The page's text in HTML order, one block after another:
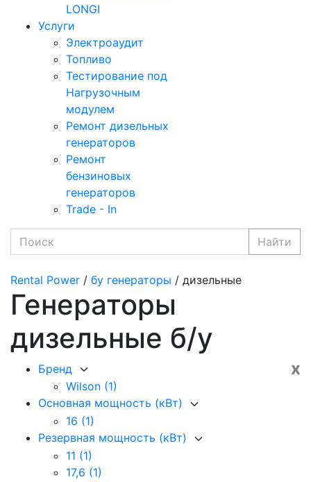
LONGI
Услуги
Электроаудит
Топливо
Тестирование под
Нагрузочным
модулем
Ремонт дизельных
генераторов
Ремонт
бензиновых
генераторов
Trade - In
Найти
Rental Power / бу генераторы / дизельные
Генераторы
дизельные б/у
x
Бренд
Wilson (1)
Основная мощность (кВт)
16 (1)
Резервная мощность (кВт)
11 (1)
17,6 (1)